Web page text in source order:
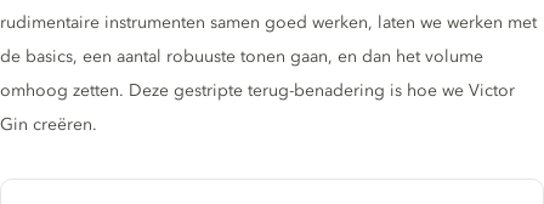
rudimentaire instrumenten samen goed werken, laten we werken met
de basics, een aantal robuuste tonen gaan, en dan het volume
omhoog zetten. Deze gestripte terug-benadering is hoe we Victor
Gin creëren.